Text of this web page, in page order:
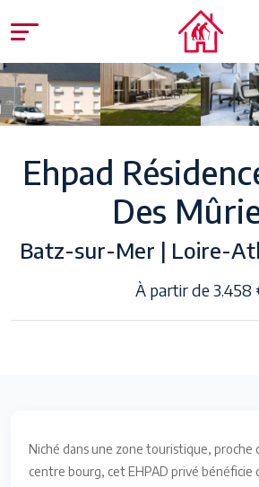
Ehpad
Des
Batz-sur-Mer | Loire-
À partir de 3.458
Niché dans une zone touristique, proche
centre bourg, cet EHPAD privé bénéficie